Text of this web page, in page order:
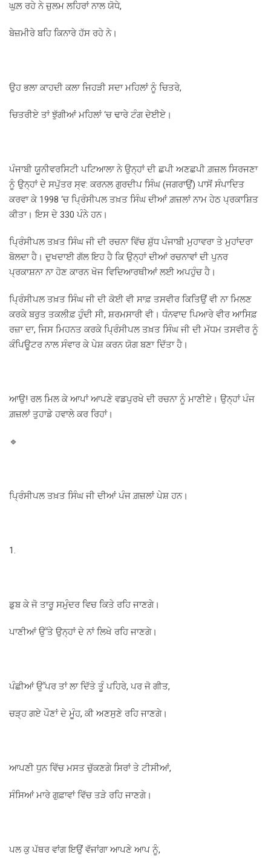
ਘੁਲ਼ ਰਹੇ ਨੇ ਜ਼ੁਲਮ ਲਹਿਰਾਂ ਨਾਲ ਯੋਧੇ,
ਬੇਜ਼ਮੀਰੇ ਬਹਿ ਕਿਨਾਰੇ ਹੱਸ ਰਹੇ ਨੇ।
ਉਹ ਭਲਾ ਕਾਹਦੀ ਕਲਾ ਜਿਹੜੀ ਸਦਾ ਮਹਿਲਾਂ ਨੂੰ ਚਿਤਰੇ,
ਚਿਤਰੀਏ ਤਾਂ ਝੁੱਗੀਆਂ ਮਹਿਲਾਂ ‘ਚ ਢਾਰੇ ਟੰਗ ਦੇਈਏ।
ਪੰਜਾਬੀ ਯੂਨੀਵਰਸਿਟੀ ਪਟਿਆਲਾ ਨੇ ਉਨ੍ਹਾਂ ਦੀ ਛਪੀ ਅਣਛਪੀ ਗ਼ਜ਼ਲ ਸਿਰਜਣਾ
ਨੂੰ ਉਨ੍ਹਾਂ ਦੇ ਸਪੁੱਤਰ ਸ੍ਵ: ਕਰਨਲ ਗੁਰਦੀਪ ਸਿੰਘ (ਜਗਰਾਉਂ) ਪਾਸੋਂ ਸੰਪਾਦਿਤ
ਕਰਵਾ ਕੇ 1998 ‘ਚ ਪ੍ਰਿੰਸੀਪਲ ਤਖ਼ਤ ਸਿੰਘ ਦੀਆਂ ਗ਼ਜ਼ਲਾਂ ਨਾਮ ਹੇਠ ਪ੍ਰਕਾਸ਼ਿਤ
ਕੀਤਾ। ਇਸ ਦੇ 330 ਪੰਨੇ ਹਨ।
ਪ੍ਰਿੰਸੀਪਲ ਤਖ਼ਤ ਸਿੰਘ ਜੀ ਦੀ ਰਚਨਾ ਵਿੱਚ ਸ਼ੁੱਧ ਪੰਜਾਬੀ ਮੁਹਾਵਰਾ ਤੇ ਮੁਹਾਂਦਰਾ
ਬੋਲਦਾ ਹੈ। ਦੁਖਦਾਈ ਗੱਲ ਇਹ ਹੈ ਕਿ ਉਨ੍ਹਾਂ ਦੀਆਂ ਰਚਨਾਵਾਂ ਦੀ ਪੁਨਰ
ਪ੍ਰਕਾਸ਼ਨਾ ਨਾ ਹੋਣ ਕਾਰਨ ਖੋਜ ਵਿਦਿਆਰਥੀਆਂ ਲਈ ਅਪਹੁੰਚ ਹੈ।
ਪ੍ਰਿੰਸੀਪਲ ਤਖ਼ਤ ਸਿੰਘ ਜੀ ਦੀ ਕੋਈ ਵੀ ਸਾਫ਼ ਤਸਵੀਰ ਕਿਤਿਉਂ ਵੀ ਨਾ ਮਿਲਣ
ਕਰਕੇ ਬਰੁਤ ਤਕਲੀਫ਼ ਹੁੰਦੀ ਸੀ, ਸ਼ਰਮਸਾਰੀ ਵੀ। ਧੰਨਵਾਦ ਪਿਆਰੇ ਵੀਰ ਆਸਿਫ਼
ਰਜ਼ਾ ਦਾ, ਜਿਸ ਮਿਹਨਤ ਕਰਕੇ ਪ੍ਰਿੰਸੀਪਲ ਤਖ਼ਤ ਸਿੰਘ ਜੀ ਦੀ ਮੱਧਮ ਤਸਵੀਰ ਨੂੰ
ਕੰਪਿਊਟਰ ਨਾਲ ਸੰਵਾਰ ਕੇ ਪੇਸ਼ ਕਰਨ ਯੋਗ ਬਣਾ ਦਿੱਤਾ ਹੈ।
ਆਉ! ਰਲ ਮਿਲ ਕੇ ਆਪਾਂ ਆਪਣੇ ਵਡਪੁਰਖੇ ਦੀ ਰਚਨਾ ਨੂੰ ਮਾਣੀਏ। ਉਨ੍ਹਾਂ ਪੰਜ
ਗ਼ਜ਼ਲਾਂ ਤੁਹਾਡੇ ਹਵਾਲੇ ਕਰ ਰਿਹਾਂ।
🔹
ਪ੍ਰਿੰਸੀਪਲ ਤਖ਼ਤ ਸਿੰਘ ਜੀ ਦੀਆਂ ਪੰਜ ਗ਼ਜ਼ਲਾਂ ਪੇਸ਼ ਹਨ।
1.
ਡੁਬ ਕੇ ਜੋ ਤਾਰੂ ਸਮੁੰਦਰ ਵਿਚ ਕਿਤੇ ਰਹਿ ਜਾਣਗੇ।
ਪਾਣੀਆਂ ਉੱਤੇ ਉਨ੍ਹਾਂ ਦੇ ਨਾਂ ਲਿਖੇ ਰਹਿ ਜਾਣਗੇ।
ਪੰਛੀਆਂ ਉੱਪਰ ਤਾਂ ਲਾ ਦਿੱਤੇ ਤੂੰ ਪਹਿਰੇ, ਪਰ ਜੋ ਗੀਤ,
ਚੜ੍ਹ ਗਏ ਪੌਣਾਂ ਦੇ ਮੂੰਹ, ਕੀ ਅਣਸੁਣੇ ਰਹਿ ਜਾਣਗੇ।
ਆਪਣੀ ਧੁਨ ਵਿੱਚ ਮਸਤ ਚੁੱਕਣਗੇ ਸਿਰਾਂ ਤੇ ਟੀਸੀਆਂ,
ਸੰਸਿਆਂ ਮਾਰੇ ਗੁਫ਼ਾਵਾਂ ਵਿੱਚ ਤੜੇ ਰਹਿ ਜਾਣਗੇ।
ਪਲ ਕੁ ਪੱਥਰ ਵਾਂਗ ਇਉਂ ਵੱਜਾਂਗਾ ਆਪਣੇ ਆਪ ਨੂੰ,